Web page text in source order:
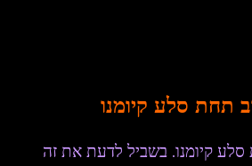
תחת סלע קיומנו
קיומנו. בשביל לדעת את זה